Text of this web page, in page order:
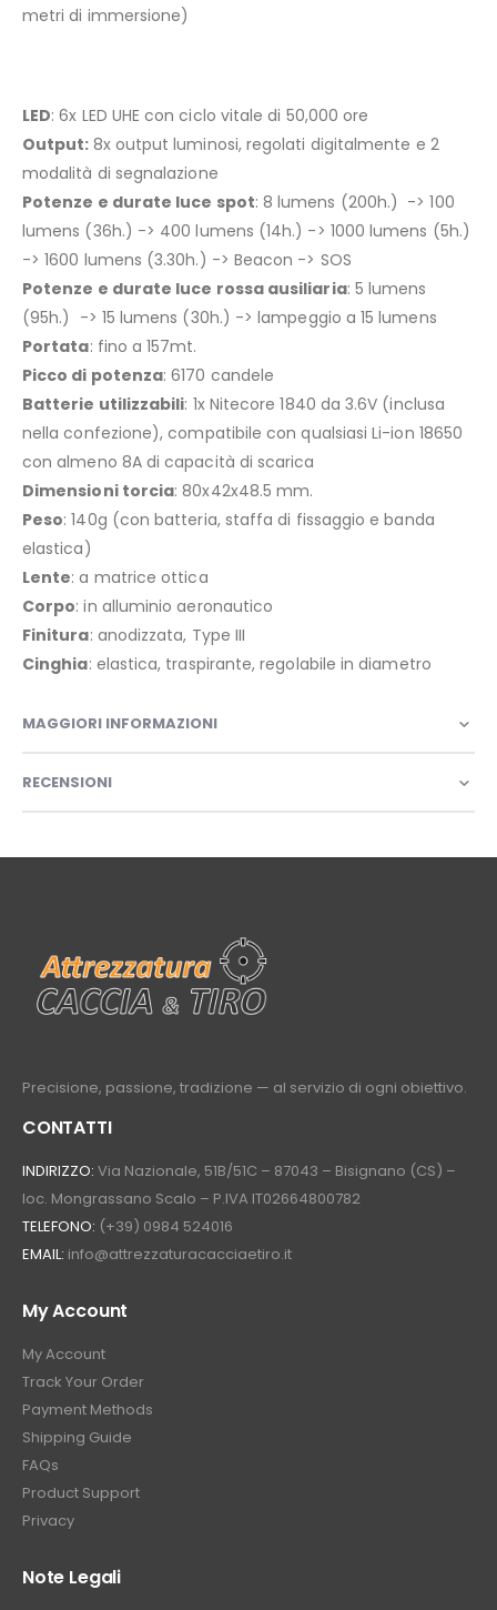
metri di immersione)
LED: 6x LED UHE con ciclo vitale di 50,000 ore
Output: 8x output luminosi, regolati digitalmente e 2
modalità di segnalazione
Potenze e durate luce spot: 8 lumens (200h.) -> 100
lumens (36h.) -> 400 lumens (14h.) -> 1000 lumens (5h.)
-> 1600 lumens (3.30h.) -> Beacon -> SOS
Potenze e durate luce rossa ausiliaria: 5 lumens
(95h.) -> 15 lumens (30h.) -> lampeggio a 15 lumens
Portata: fino a 157mt.
Picco di potenza: 6170 candele
Batterie utilizzabili: 1x Nitecore 1840 da 3.6V (inclusa
nella confezione), compatibile con qualsiasi Li-ion 18650
con almeno 8A di capacità di scarica
Dimensioni torcia: 80x42x48.5 mm.
Peso: 140g (con batteria, staffa di fissaggio e banda
elastica)
Lente: a matrice ottica
Corpo: in alluminio aeronautico
Finitura: anodizzata, Type III
Cinghia: elastica, traspirante, regolabile in diametro
MAGGIORI INFORMAZIONI
RECENSIONI
Precisione, passione, tradizione — al servizio di ogni obiettivo.
CONTATTI
INDIRIZZO: Via Nazionale, 51B/51C – 87043 – Bisignano (CS) –
loc. Mongrassano Scalo – P.IVA IT02664800782
TELEFONO: (+39) 0984 524016
EMAIL: info@attrezzaturacacciaetiro.it
My Account
My Account
Track Your Order
Payment Methods
Shipping Guide
FAQs
Product Support
Privacy
Note Legali